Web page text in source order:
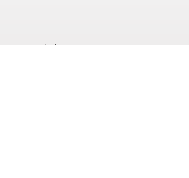
פרטים אישיים שתמסור ישמרו במאגר המידע של ק.ל.ס מימון רכב